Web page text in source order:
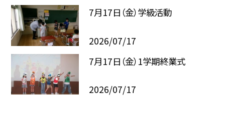
7月17日（金）学級活動
2026/07/17
7月17日（金）1学期終業式
2026/07/17